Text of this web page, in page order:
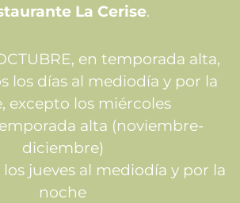
La Cerise.
en temporada alta,
los días al mediodía y por la
excepto los miércoles
alta (noviembre-
diciembre)
jueves al mediodía y por la
noche